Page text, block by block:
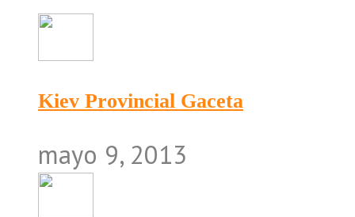
Kiev Provincial Gaceta
mayo 9, 2013